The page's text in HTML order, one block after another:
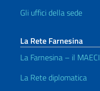
Gli uffici della sede
La Rete Farnesina
La Farnesina – il MAECI
La Rete diplomatica